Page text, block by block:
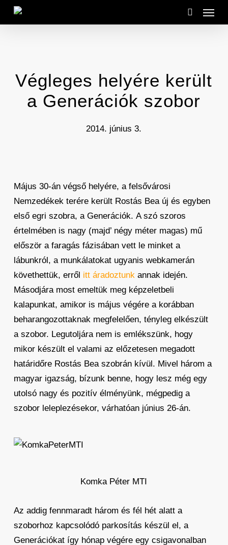
Skip
search
Menu
Végleges helyére került
a Generációk szobor
2014. június 3.
Május 30-án végső helyére, a felsővárosi
Nemzedékek terére került Rostás Bea új és egyben
első egri szobra, a Generációk. A szó szoros
értelmében is nagy (majd’ négy méter magas) mű
először a faragás fázisában vett le minket a
lábunkról, a munkálatokat ugyanis webkamerán
követhettük, erről itt áradoztunkannak idején.
Másodjára most emeltük meg képzeletbeli
kalapunkat, amikor is május végére a korábban
beharangozottaknak megfelelően, tényleg elkészült
a szobor. Legutoljára nem is emlékszünk, hogy
mikor készült el valami az előzetesen megadott
határidőre Rostás Bea szobrán kívül. Mivel három a
magyar igazság, bízunk benne, hogy lesz még egy
utolsó nagy és pozitív élményünk, mégpedig a
szobor leleplezésekor, várhatóan június 26-án.
Komka Péter MTI
Az addig fennmaradt három és fél hét alatt a
szoborhoz kapcsolódó parkosítás készül el, a
Generációkat így hónap végére egy csigavonalban